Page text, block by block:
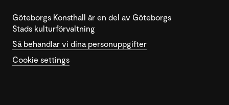
Göteborgs Konsthall är en del av Göteborgs
Stads kulturförvaltning
Så behandlar vi dina personuppgifter
Cookie settings